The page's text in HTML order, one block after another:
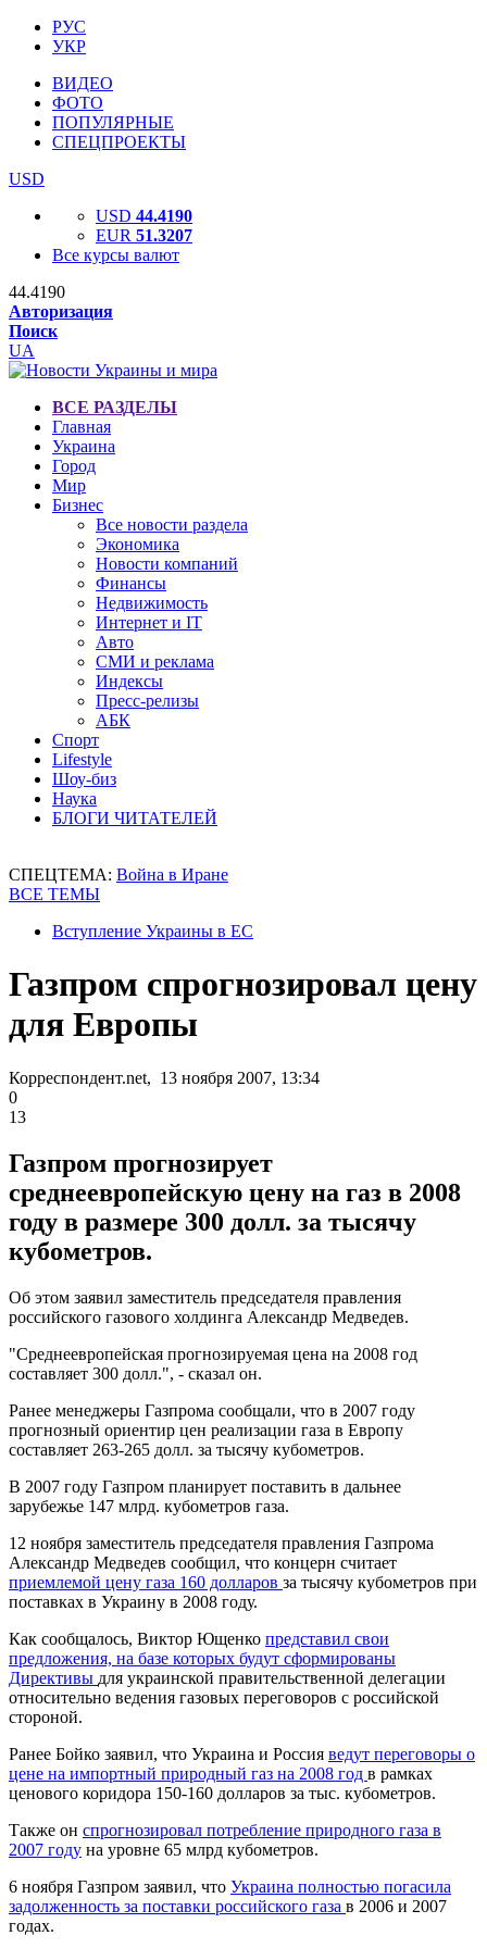
РУС
УКР
ВИДЕО
ФОТО
ПОПУЛЯРНЫЕ
СПЕЦПРОЕКТЫ
USD
USD 44.4190
EUR 51.3207
Все курсы валют
44.4190
Авторизация
Поиск
UA
ВСЕ РАЗДЕЛЫ
Главная
Украина
Город
Мир
Бизнес
Все новости раздела
Экономика
Новости компаний
Финансы
Недвижимость
Интернет и IT
Авто
СМИ и реклама
Индексы
Пресс-релизы
АБК
Спорт
Lifestyle
Шоу-биз
Наука
БЛОГИ ЧИТАТЕЛЕЙ
СПЕЦТЕМА: Война в Иране
ВСЕ ТЕМЫ
Вступление Украины в ЕС
Газпром спрогнозировал цену
для Европы
Корреспондент.net, 13 ноября 2007, 13:34
0
13
Газпром прогнозирует
среднеевропейскую цену на газ в 2008
году в размере 300 долл. за тысячу
кубометров.
Об этом заявил заместитель председателя правления
российского газового холдинга Александр Медведев.
"Среднеевропейская прогнозируемая цена на 2008 год
составляет 300 долл.", - сказал он.
Ранее менеджеры Газпрома сообщали, что в 2007 году
прогнозный ориентир цен реализации газа в Европу
составляет 263-265 долл. за тысячу кубометров.
В 2007 году Газпром планирует поставить в дальнее
зарубежье 147 млрд. кубометров газа.
12 ноября заместитель председателя правления Газпрома
Александр Медведев сообщил, что концерн считает
приемлемой цену газа 160 долларов за тысячу кубометров при
поставках в Украину в 2008 году.
Как сообщалось, Виктор Ющенко представил свои
предложения, на базе которых будут сформированы
Директивы для украинской правительственной делегации
относительно ведения газовых переговоров с российской
стороной.
Ранее Бойко заявил, что Украина и Россия ведут переговоры о
цене на импортный природный газ на 2008 год в рамках
ценового коридора 150-160 долларов за тыс. кубометров.
Также он спрогнозировал потребление природного газа в
2007 году на уровне 65 млрд кубометров.
6 ноября Газпром заявил, что Украина полностью погасила
задолженность за поставки российского газа в 2006 и 2007
годах.